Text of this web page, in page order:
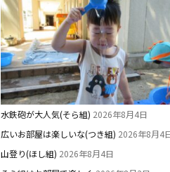
水鉄砲が大人気(そら組) 2026年8月4日
広いお部屋は楽しいな(つき組) 2026年8月4
山登り(ほし組) 2026年8月4日